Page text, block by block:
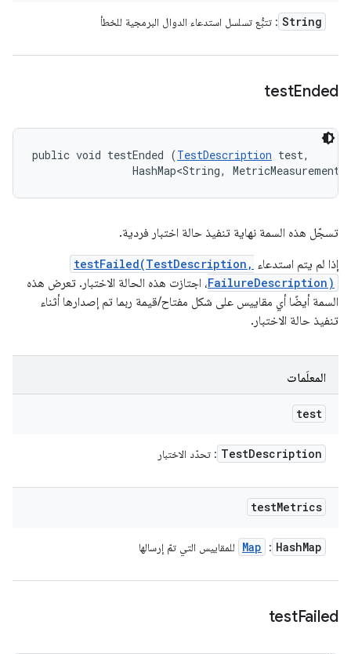
String : تتبُّع تسلسل استدعاء الدوال البرمجية للخطأ
testEnded
public void testEnded (TestDescription test,
HashMap<String,
تسجّل هذه السمة نهاية تنفيذ حالة اختبار فردية.
إذا لم يتم استدعاء testFailed(TestDescription,
FailureDescription)، اجتازت هذه الحالة الاختبار. تعرض هذه
السمة أيضًا أي مقاييس على شكل مفتاح/قيمة ربما تم إصدارها أثناء
تنفيذ حالة الاختبار.
المعلَمات
test
TestDescription : تحدّد الاختبار
testMetrics
HashMap
:
Map للمقاييس التي تمّ إرسالها
testFailed